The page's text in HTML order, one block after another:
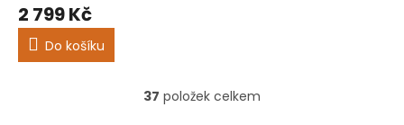
2 799 Kč
Do košíku
O
37 položek celkem